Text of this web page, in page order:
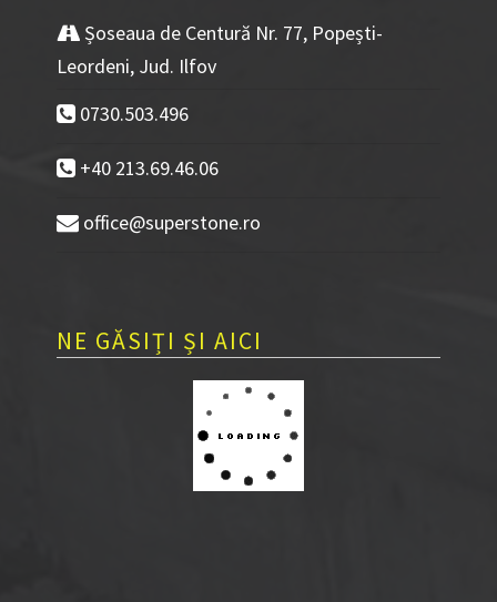
Șoseaua de Centură Nr. 77, Popești-
Leordeni, Jud. Ilfov
0730.503.496
+40 213.69.46.06
office@superstone.ro
NE GĂSIȚI ȘI AICI